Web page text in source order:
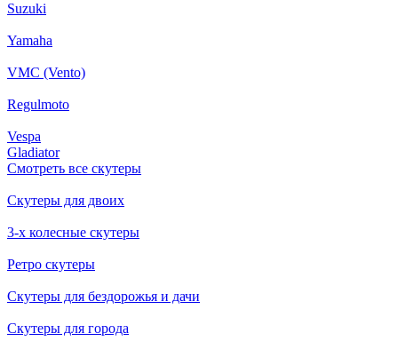
Suzuki
Yamaha
VMC (Vento)
Regulmoto
Vespa
Gladiator
Смотреть все скутеры
Скутеры для двоих
3-х колесные скутеры
Ретро скутеры
Скутеры для бездорожья и дачи
Скутеры для города